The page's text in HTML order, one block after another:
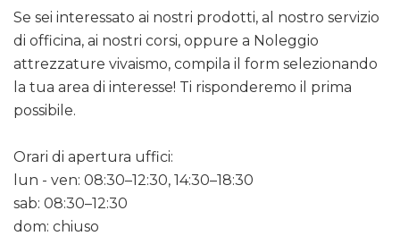
Se sei interessato ai nostri prodotti, al nostro servizio
di officina, ai nostri corsi, oppure a Noleggio
attrezzature vivaismo, compila il form selezionando
la tua area di interesse! Ti risponderemo il prima
possibile.
Orari di apertura uffici:
lun - ven: 08:30–12:30, 14:30–18:30
sab: 08:30–12:30
dom: chiuso